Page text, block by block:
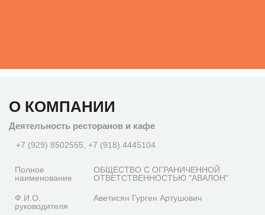
О КОМПАНИИ
Деятельность ресторанов и кафе
+7 (929) 8502555, +7 (918) 4445104
Полное
наименование
ОБЩЕСТВО С ОГРАНИЧЕННОЙ
ОТВЕТСТВЕННОСТЬЮ "АВАЛОН"
Ф.И.О.
руководителя
Аветисян Гурген Артушович